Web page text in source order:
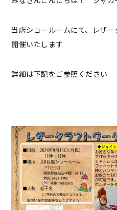
当店ショールームにて、レザ
開催いたします
詳細は下記をご参照ください